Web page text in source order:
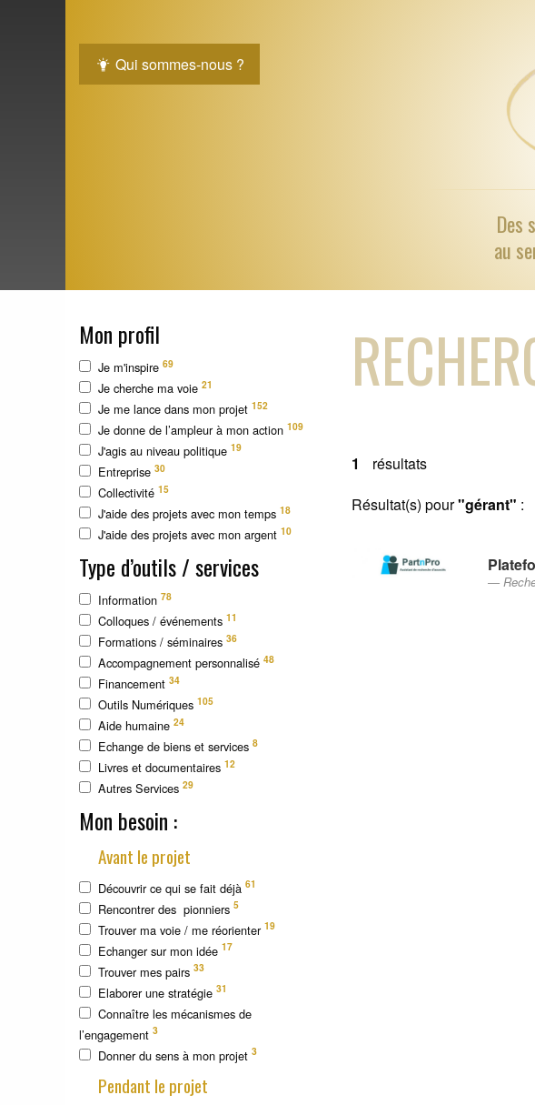
Qui sommes-nous ?
Des
au
Mon profil
Je m'inspire 69
Je cherche ma voie 21
Je me lance dans mon projet 152
Je donne de l’ampleur à mon action 109
J'agis au niveau politique 19
Entreprise 30
Collectivité 15
J'aide des projets avec mon temps 18
J'aide des projets avec mon argent 10
Type d’outils / services
Information 78
Colloques / événements 11
Formations / séminaires 36
Accompagnement personnalisé 48
Financement 34
Outils Numériques 105
Aide humaine 24
Echange de biens et services 8
Livres et documentaires 12
Autres Services 29
Mon besoin :
Avant le projet
Découvrir ce qui se fait déjà 61
Rencontrer des pionniers 5
Trouver ma voie / me réorienter 19
Echanger sur mon idée 17
Trouver mes pairs 33
Elaborer une stratégie 31
Connaître les mécanismes de
l’engagement 3
Donner du sens à mon projet 3
Pendant le projet
1 résultats
Résultat(s) pour"gérant" :